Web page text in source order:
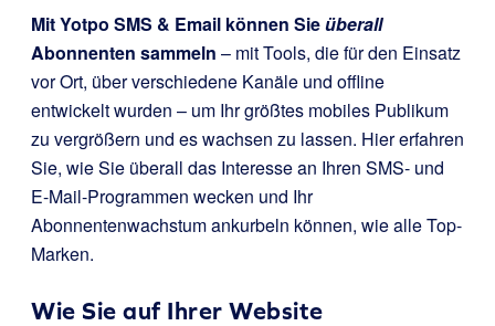
Mit Yotpo SMS & Email können Sieüberall
Abonnenten sammeln – mit Tools, die für den Einsatz
vor Ort, über verschiedene Kanäle und offline
entwickelt wurden – um Ihr größtes mobiles Publikum
zu vergrößern und es wachsen zu lassen. Hier erfahren
Sie, wie Sie überall das Interesse an Ihren SMS- und
E-Mail-Programmen wecken und Ihr
Abonnentenwachstum ankurbeln können, wie alle Top-
Marken.
Wie Sie auf Ihrer Website